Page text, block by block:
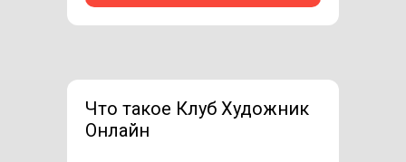
Что такое Клуб Художник
Онлайн